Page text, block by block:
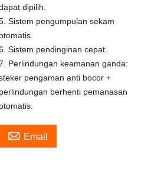
dipilih.
Sistem pengumpulan sekam
Sistem pendinginan cepat.
Perlindungan keamanan ganda:
pengaman anti bocor +
perlindungan berhenti pemanasan
 Email